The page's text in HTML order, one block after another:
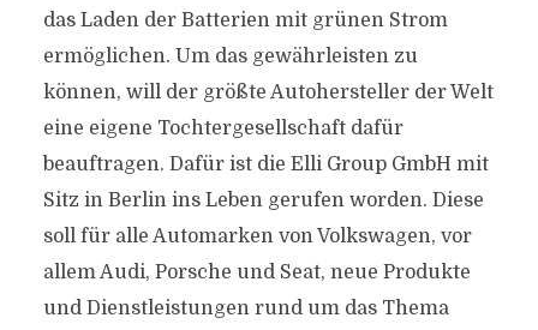
das Laden der Batterien mit grünen Strom
ermöglichen. Um das gewährleisten zu
können, will der größte Autohersteller der Welt
eine eigene Tochtergesellschaft dafür
beauftragen. Dafür ist die Elli Group GmbH mit
Sitz in Berlin ins Leben gerufen worden. Diese
soll für alle Automarken von Volkswagen, vor
allem Audi, Porsche und Seat, neue Produkte
und Dienstleistungen rund um das Thema